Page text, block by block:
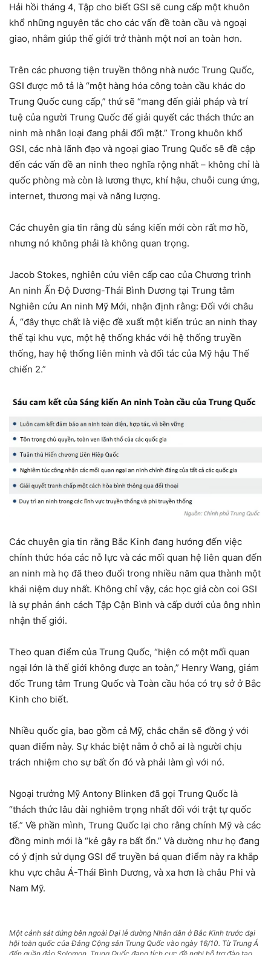
Hải hồi tháng 4, Tập cho biết GSI sẽ cung cấp một khuôn
khổ những nguyên tắc cho các vấn đề toàn cầu và ngoại
giao, nhằm giúp thế giới trở thành một nơi an toàn hơn.
Trên các phương tiện truyền thông nhà nước Trung Quốc,
GSI được mô tả là “một hàng hóa công toàn cầu khác do
Trung Quốc cung cấp,” thứ sẽ “mang đến giải pháp và trí
tuệ của người Trung Quốc để giải quyết các thách thức an
ninh mà nhân loại đang phải đối mặt.” Trong khuôn khổ
GSI, các nhà lãnh đạo và ngoại giao Trung Quốc sẽ đề cập
đến các vấn đề an ninh theo nghĩa rộng nhất – không chỉ là
quốc phòng mà còn là lương thực, khí hậu, chuỗi cung ứng,
internet, thương mại và năng lượng.
Các chuyên gia tin rằng dù sáng kiến mới còn rất mơ hồ,
nhưng nó không phải là không quan trọng.
Jacob Stokes, nghiên cứu viên cấp cao của Chương trình
An ninh Ấn Độ Dương-Thái Bình Dương tại Trung tâm
Nghiên cứu An ninh Mỹ Mới, nhận định rằng: Đối với châu
Á, “đây thực chất là việc đề xuất một kiến trúc an ninh thay
thế tại khu vực, một hệ thống khác với hệ thống truyền
thống, hay hệ thống liên minh và đối tác của Mỹ hậu Thế
chiến 2.”
Các chuyên gia tin rằng Bắc Kinh đang hướng đến việc
chính thức hóa các nỗ lực và các mối quan hệ liên quan đến
an ninh mà họ đã theo đuổi trong nhiều năm qua thành một
khái niệm duy nhất. Không chỉ vậy, các học giả còn coi GSI
là sự phản ánh cách Tập Cận Bình và cấp dưới của ông nhìn
nhận thế giới.
Theo quan điểm của Trung Quốc, “hiện có một mối quan
ngại lớn là thế giới không được an toàn,” Henry Wang, giám
đốc Trung tâm Trung Quốc và Toàn cầu hóa có trụ sở ở Bắc
Kinh cho biết.
Nhiều quốc gia, bao gồm cả Mỹ, chắc chắn sẽ đồng ý với
quan điểm này. Sự khác biệt nằm ở chỗ ai là người chịu
trách nhiệm cho sự bất ổn đó và phải làm gì với nó.
Ngoại trưởng Mỹ Antony Blinken đã gọi Trung Quốc là
“thách thức lâu dài nghiêm trọng nhất đối với trật tự quốc
tế.” Về phần mình, Trung Quốc lại cho rằng chính Mỹ và các
đồng minh mới là “kẻ gây ra bất ổn.” Và dường như họ đang
có ý định sử dụng GSI để truyền bá quan điểm này ra khắp
khu vực châu Á-Thái Bình Dương, và xa hơn là châu Phi và
Nam Mỹ.
Một cảnh sát đứng bên ngoài Đại lễ đường Nhân dân ở Bắc Kinh trước đại
hội toàn quốc của Đảng Cộng sản Trung Quốc vào ngày 16/10. Từ Trung Á